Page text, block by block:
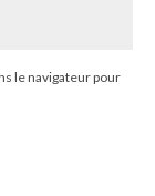
le navigateur pour